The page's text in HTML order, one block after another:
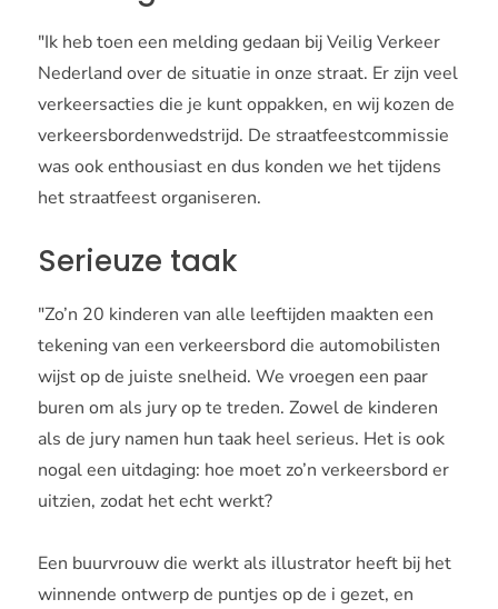
"Ik heb toen een melding gedaan bij Veilig Verkeer
Nederland over de situatie in onze straat. Er zijn veel
verkeersacties die je kunt oppakken, en wij kozen de
verkeersbordenwedstrijd. De straatfeestcommissie
was ook enthousiast en dus konden we het tijdens
het straatfeest organiseren.
Serieuze taak
"Zo’n 20 kinderen van alle leeftijden maakten een
tekening van een verkeersbord die automobilisten
wijst op de juiste snelheid. We vroegen een paar
buren om als jury op te treden. Zowel de kinderen
als de jury namen hun taak heel serieus. Het is ook
nogal een uitdaging: hoe moet zo’n verkeersbord er
uitzien, zodat het echt werkt?
Een buurvrouw die werkt als illustrator heeft bij het
winnende ontwerp de puntjes op de i gezet, en